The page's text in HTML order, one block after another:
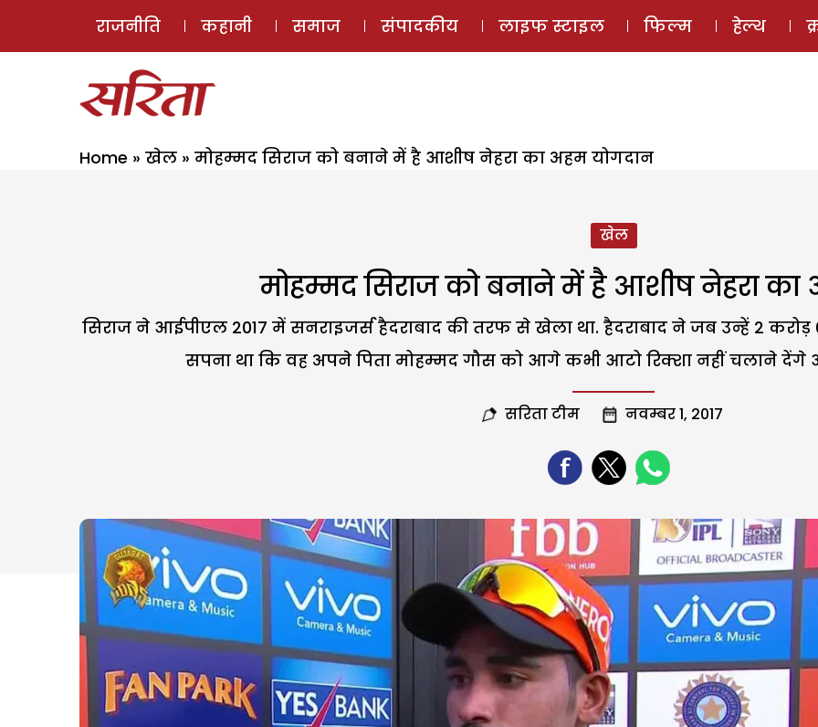
ई-मैगज़ीन
राजनीति कहानी समाज संपादकीय लाइफ स्टाइल फिल्म हेल्थ
Home » खेल » मोहम्मद सिराज को बनाने में है आशीष नेहरा का अहम योगदान
खेल
मोहम्मद सिराज को बनाने में है आशीष नेहरा का
सिराज ने आईपीएल 2017 में सनराइजर्स हैदराबाद की तरफ से खेला था. हैदराबाद ने जब उन्हें 2
सपना था कि वह अपने पिता मोहम्मद गौस को आगे कभी आटो रिक्शा नहीं चलाने देंगे
सरिता टीम नवम्बर 1, 2017